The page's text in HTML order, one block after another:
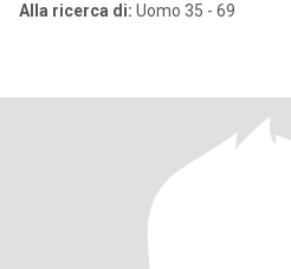
Alla ricerca di: Uomo 35 - 69